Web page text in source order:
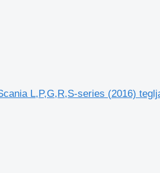
L,P,G,R,S-series (2016)